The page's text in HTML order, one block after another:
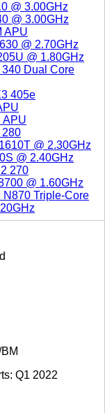
@ 3.00GHz
@ 3.00GHz
APU
@ 2.70GHz
@ 1.80GHz
Dual Core
405e
APU
280
@ 2.30GHz
@ 2.40GHz
270
@ 1.60GHz
N870 Triple-Core
Q1 2022